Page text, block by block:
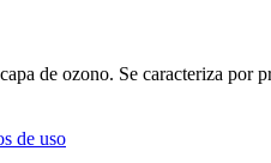
de ozono. Se caracteriza
de uso